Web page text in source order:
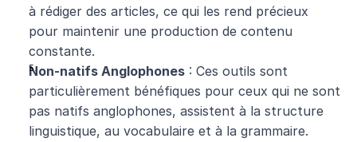
à rédiger des articles, ce qui les rend précieux
pour maintenir une production de contenu
constante.
Non-natifs Anglophones : Ces outils sont
particulièrement bénéfiques pour ceux qui ne sont
pas natifs anglophones, assistent à la structure
linguistique, au vocabulaire et à la grammaire.